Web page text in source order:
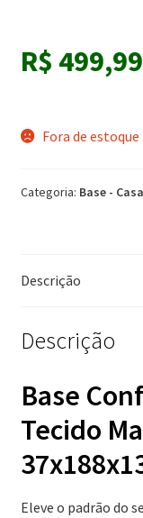
R$ 499,99
Fora de estoque
Categoria: Base -
Descrição
Descrição
Base
Tecido
Eleve o padrão do